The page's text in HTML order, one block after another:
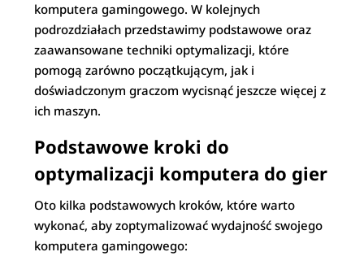
komputera gamingowego. W kolejnych
podrozdziałach przedstawimy podstawowe oraz
zaawansowane techniki optymalizacji, które
pomogą zarówno początkującym, jak i
doświadczonym graczom wycisnąć jeszcze więcej z
ich maszyn.
Podstawowe kroki do
optymalizacji komputera do gier
Oto kilka podstawowych kroków, które warto
wykonać, aby zoptymalizować wydajność swojego
komputera gamingowego: